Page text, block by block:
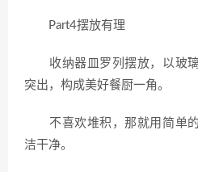
Part4摆放有理
收纳器皿罗列摆放，以玻璃
突出，构成美好餐厨一角。
不喜欢堆积，那就用简单的
洁干净。